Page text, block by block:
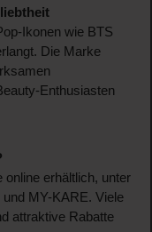
Ikonen wie BTS
Die Marke
Enthusiasten
online erhältlich, unter
MY-KARE. Viele
attraktive Rabatte